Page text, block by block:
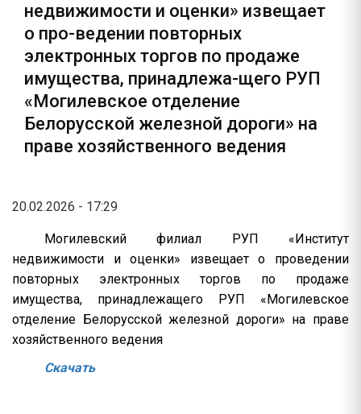
недвижимости и оценки» извещает
о про-ведении повторных
электронных торгов по продаже
имущества, принадлежа-щего РУП
«Могилевское отделение
Белорусской железной дороги» на
праве хозяйственного ведения
20.02.2026 - 17:29
Могилевский филиал РУП «Институт
недвижимости и оценки» извещает о проведении
повторных электронных торгов по продаже
имущества, принадлежащего РУП «Могилевское
отделение Белорусской железной дороги» на праве
хозяйственного ведения
Скачать